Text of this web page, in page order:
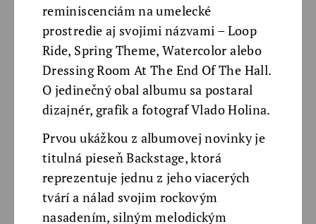
reminiscenciám na umelecké
prostredie aj svojimi názvami – Loop
Ride, Spring Theme, Watercolor alebo
Dressing Room At The End Of The Hall.
O jedinečný obal albumu sa postaral
dizajnér, grafik a fotograf Vlado Holina.
Prvou ukážkou z albumovej novinky je
titulná pieseň Backstage, ktorá
reprezentuje jednu z jeho viacerých
tvárí a nálad svojim rockovým
nasadením, silným melodickým